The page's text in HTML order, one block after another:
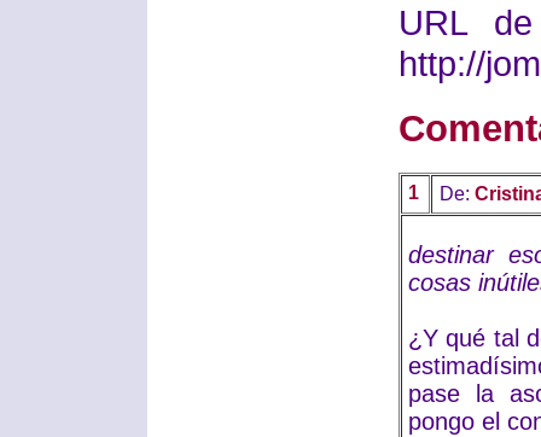
URL
http://
1 De:
destinar
cosas
¿Y qué tal
pase la
pongo el